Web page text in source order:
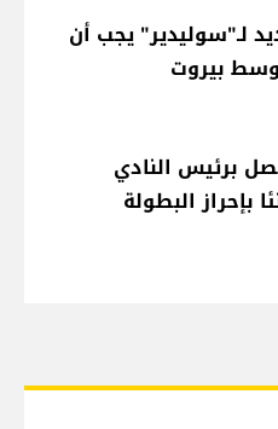
لـ"سوليدير" يجب أن
وسط بيروت
برئيس النادي
بإحراز البطولة